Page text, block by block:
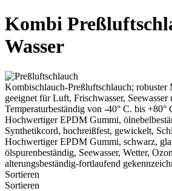
Kombi
Wasser
Kombischlauch-Preßluftschlauch; robuster
geeignet für Luft, Frischwasser, Seewasser
Temperaturbeständig von -40° C. bis +80°
Hochwertiger EPDM Gummi,
Synthetikcord, hochreißfest, gewickelt,
Hochwertiger EPDM Gummi, schwarz,
ölspurenbeständig, Seewasser, Wetter,
alterungsbeständig-fortlaufend
Sortieren
Sortieren